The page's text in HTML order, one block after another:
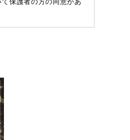
保護者の方の同意があ